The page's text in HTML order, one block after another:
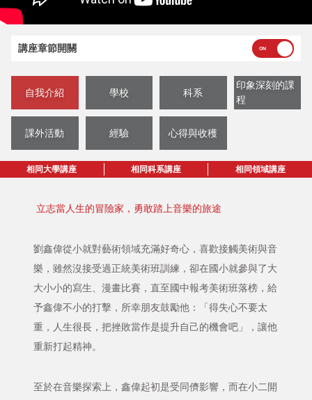
講座章節開關
自我介紹 學校 科系
印象深刻的課
程
課外活動 經驗 心得與收穫
相同大學講座 相同科系講座 相同領域講座
立志當人生的冒險家，勇敢踏上音樂的旅途
劉鑫偉從小就對藝術領域充滿好奇心，喜歡接觸美術與音
樂，雖然沒接受過正統美術班訓練，卻在國小就參與了大
大小小的寫生、漫畫比賽，直至國中報考美術班落榜，給
予鑫偉不小的打擊，所幸朋友鼓勵他：「得失心不要太
重，人生很長，把挫敗當作是提升自己的機會吧」，讓他
重新打起精神。
至於在音樂探索上，鑫偉起初是受同儕影響，而在小二開